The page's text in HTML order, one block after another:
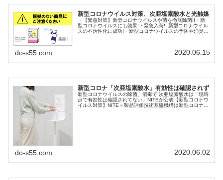
新型コロナウイルス対策、次亜塩素酸水と光触媒
・【緊急対策】新型コロナウイルスや菌を徹底除菌!!・新
型コロナウイルスにも効果!・緊急入荷!! 新型コロナウイル
スの不活性化に成功!・新型コロナウイルスの予防や消臭に
do-s55.com 2020.06.15
新型コロナ「次亜塩素酸水」有効性は確認されず
新型コロナウイルスの除菌、消毒で 次亜塩素酸水は「現時
点で有効性は確認されてない」NITEが公表【新型コロナウ
イルス対策】NITE＝製品評価技術基盤機構は新型コロナウ
do-s55.com 2020.06.02